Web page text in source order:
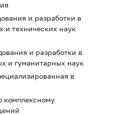
и разработки в
и технических наук
и разработки в
и гуманитарных наук
в
комплексному